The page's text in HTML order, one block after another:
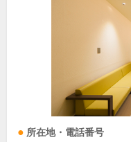
所在地・電話番号